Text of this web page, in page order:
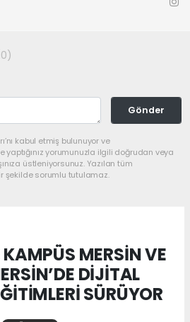
Gönder
kabul etmiş bulunuyor ve
yorumunuzla ilgili doğrudan veya
üstleniyorsunuz. Yazılan tüm
şekilde sorumlu tutulamaz.
MERSİN VE
DİJİTAL
SÜRÜYOR